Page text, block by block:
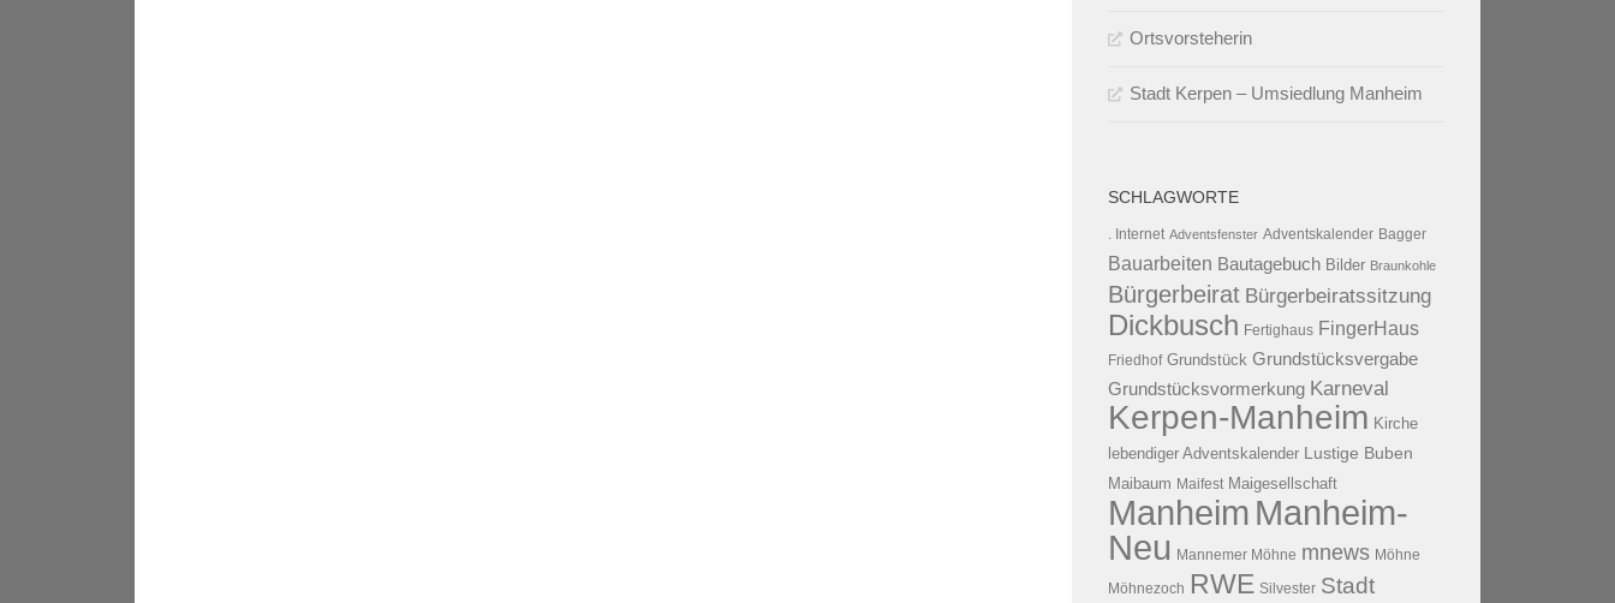
Ortsvorsteherin
Stadt Kerpen – Umsiedlung Manheim
SCHLAGWORTE
. Internet Adventsfenster Adventskalender Bagger
Bauarbeiten Bautagebuch Bilder Braunkohle
Bürgerbeirat Bürgerbeiratssitzung
Dickbusch Fertighaus FingerHaus
Friedhof Grundstück Grundstücksvergabe
Grundstücksvormerkung Karneval
Kerpen-Manheim Kirche
lebendiger Adventskalender Lustige Buben
Maibaum Maifest Maigesellschaft
Manheim Manheim-
Neu Mannemer Möhne mnews Möhne
Möhnezoch RWE Silvester Stadt